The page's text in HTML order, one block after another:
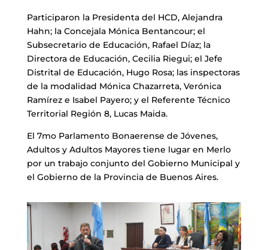
Participaron la Presidenta del HCD, Alejandra
Hahn; la Concejala Mónica Bentancour; el
Subsecretario de Educación, Rafael Díaz; la
Directora de Educación, Cecilia Riegui; el Jefe
Distrital de Educación, Hugo Rosa; las inspectoras
de la modalidad Mónica Chazarreta, Verónica
Ramírez e Isabel Payero; y el Referente Técnico
Territorial Región 8, Lucas Maida.
El 7mo Parlamento Bonaerense de Jóvenes,
Adultos y Adultos Mayores tiene lugar en Merlo
por un trabajo conjunto del Gobierno Municipal y
el Gobierno de la Provincia de Buenos Aires.